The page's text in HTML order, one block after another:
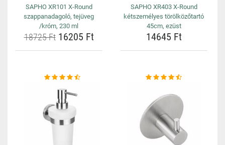
SAPHO XR101 X-Round
szappanadagoló, tejüveg
/króm, 230 ml
18725 Ft16205 Ft
SAPHO XR403 X-Round
kétszemélyes törölközőtartó
45cm, ezüst
14645 Ft